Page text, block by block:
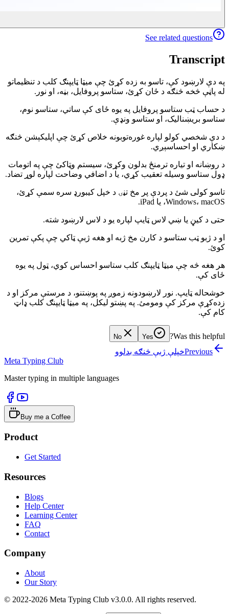
See related questions
Transcript
په دې لارښود کې، تاسو به زده کړئ چې میټا ټایپنګ کلب د تنظیماتو
له پاڼې څخه څنګه د ځان کړئ، ستاسو پروفایل، بڼه، او نور.
د حساب ټب ستاسو پروفایل په یوه ځای کې ساتي، ستاسو نوم،
ستاسو بریښنالیک، او ستاسو ونډې.
د دې شخصي کولو لپاره غوره‌توبونه خلاص کړئ چې اپلیکېشن څنګه
ښکاري او احساسېږي.
د روښانه او تیاره ترمنځ بدلون وکړئ، سیستم وټاکئ چې په اتومات
ډول ستاسو وسیله تعقیب کړي، یا د اضافي وضاحت لپاره لوړ تضاد.
تاسو کولی شئ د پردې پر مخ تڼۍ د خپل کیبورډ سره سمې کړئ،
Windows، macOS، یا iPad.
حتی د کیڼ یا ښي لاس ټایپ لپاره یو د لاس لارښود شته.
او د ژبو ټب ستاسو د کارن مخ ژبه او هغه ژبې ټاکي چې پکې تمرین
کوئ.
هر هغه څه چې میټا ټایپنګ کلب ستاسو احساس کوي، ټول په یوه
ځای کې.
خوشحاله ټایپ. نور لارښودونه زموږ په پوښتنو، د مرستې مرکز او د
زده‌کړې مرکز کې ومومئ. په پښتو لیکل، په میټا ټایپنګ کلب ډاټ
کام کې.
Was this helpful?
Yes
No
Previousخپلې ژبې څنګه بدلوو
Meta Typing Club
Master typing in multiple languages
Buy me a Coffee
Product
Get Started
Resources
Blogs
Help Center
Learning Center
FAQ
Contact
Company
About
Our Story
© 2022-2026 Meta Typing Club v3.0.0. All rights reserved.